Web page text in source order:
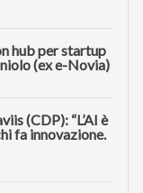
hub per startup
(ex e-Novia)
(CDP): “L’AI è
fa innovazione.